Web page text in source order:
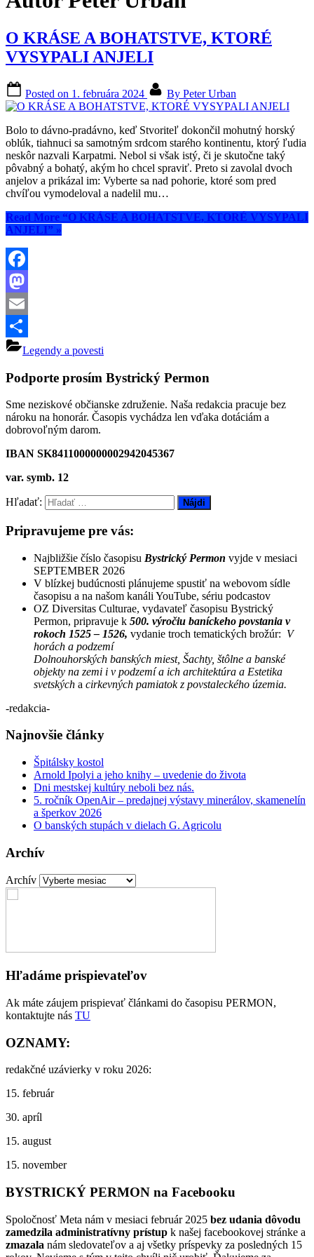
O KRÁSE A BOHATSTVE, KTORÉ
VYSYPALI ANJELI
Posted on 1. februára 2024 By Peter Urban
Bolo to dávno-pradávno, keď Stvoriteľ dokončil mohutný horský
oblúk, tiahnuci sa samotným srdcom starého kontinentu, ktorý ľudia
neskôr nazvali Karpatmi. Nebol si však istý, či je skutočne taký
pôvabný a bohatý, akým ho chcel spraviť. Preto si zavolal dvoch
anjelov a prikázal im: Vyberte sa nad pohorie, ktoré som pred
chvíľou vymodeloval a nadelil mu…
Read More “O KRÁSE A BOHATSTVE, KTORÉ VYSYPALI
ANJELI” »
Facebook
Mastodon
Email
ShareLegendy a povesti
Podporte prosím Bystrický Permon
Sme neziskové občianske združenie. Naša redakcia pracuje bez
nároku na honorár. Časopis vychádza len vďaka dotáciám a
dobrovoľným darom.
IBAN SK8411000000002942045367
var. symb. 12
Hľadať:
Pripravujeme pre vás:
Najbližšie číslo časopisu Bystrický Permon vyjde v mesiaci
SEPTEMBER 2026
V blízkej budúcnosti plánujeme spustiť na webovom sídle
časopisu a na našom kanáli YouTube, sériu podcastov
OZ Diversitas Culturae, vydavateľ časopisu Bystrický
Permon, pripravuje k 500. výročiu baníckeho povstania v
rokoch 1525 – 1526, vydanie troch tematických brožúr: V
horách a podzemí
Dolnouhorských banských miest, Šachty, štôlne a banské
objekty na zemi i v podzemí a ich architektúra a Estetika
svetských a cirkevných pamiatok z povstaleckého územia.
-redakcia-
Najnovšie články
Špitálsky kostol
Arnold Ipolyi a jeho knihy – uvedenie do života
Dni mestskej kultúry neboli bez nás.
5. ročník OpenAir – predajnej výstavy minerálov, skamenelín
a šperkov 2026
O banských stupách v dielach G. Agricolu
Archív
Archív
Hľadáme prispievateľov
Ak máte záujem prispievať článkami do časopisu PERMON,
kontaktujte nás TU
OZNAMY:
redakčné uzávierky v roku 2026:
15. február
30. apríl
15. august
15. november
BYSTRICKÝ PERMON na Facebooku
Spoločnosť Meta nám v mesiaci február 2025 bez udania dôvodu
zamedzila administratívny prístup k našej facebookovej stránke a
zmazala nám sledovateľov a aj všetky príspevky za posledných 15